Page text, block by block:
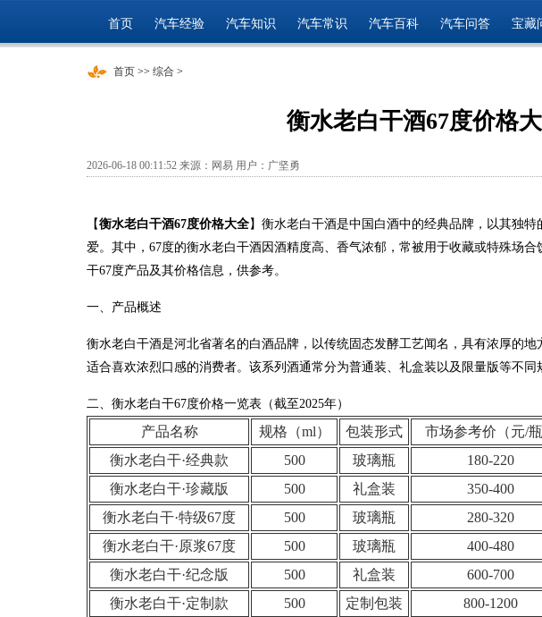
首页 汽车经验 汽车知识 汽车常识 汽车百科 汽车问答 宝藏
首页 >> 综合 >
衡水老白干酒67度价格
2026-06-18 00:11:52 来源：网易 用户：广坚勇
【衡水老白干酒67度价格大全】衡水老白干酒是中国白酒中的经典品牌，以其独
爱。其中，67度的衡水老白干酒因酒精度高、香气浓郁，常被用于收藏或特殊场
干67度产品及其价格信息，供参考。
一、产品概述
衡水老白干酒是河北省著名的白酒品牌，以传统固态发酵工艺闻名，具有浓厚的地
适合喜欢浓烈口感的消费者。该系列酒通常分为普通装、礼盒装以及限量版等不同
二、衡水老白干67度价格一览表（截至2025年）
产品名称 规格（ml） 包装形式 市场参考价（元/瓶
衡水老白干·经典款
500 玻璃瓶 180-220
衡水老白干·珍藏版
500 礼盒装 350-400
衡水老白干·特级67度
500 玻璃瓶 280-320
衡水老白干·原浆67度
500 玻璃瓶 400-480
衡水老白干·纪念版
500 礼盒装 600-700
衡水老白干·定制款
500 定制包装 800-1200